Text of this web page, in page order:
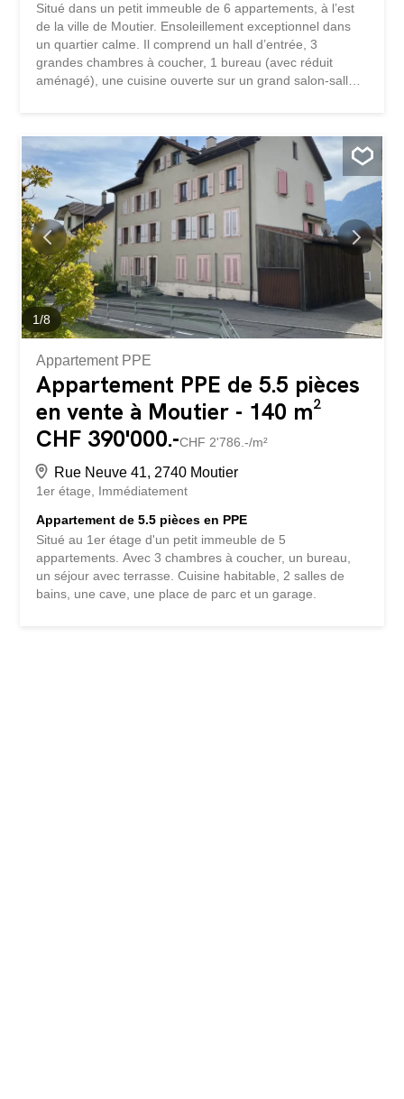
Situé dans un petit immeuble de 6 appartements, à l’est
de la ville de Moutier. Ensoleillement exceptionnel dans
un quartier calme. Il comprend un hall d’entrée, 3
grandes chambres à coucher, 1 bureau (avec réduit
aménagé), une cuisine ouverte sur un grand salon-salle à
solarium à l'Ouest et balcon avec vue imprenable au Sud.
Garage, place de parc, cave et local vélo. Avec
ascenseur.
1/8
Appartement PPE
Appartement PPE de 5.5 pièces
en vente à Moutier - 140 m²
CHF 390'000.-CHF 2'786.-/m²
Rue Neuve 41, 2740 Moutier
1er étage
Immédiatement
Appartement de 5.5 pièces en PPE
Situé au 1er étage d'un petit immeuble de 5
appartements. Avec 3 chambres à coucher, un bureau,
un séjour avec terrasse. Cuisine habitable, 2 salles de
bains, une cave, une place de parc et un garage.